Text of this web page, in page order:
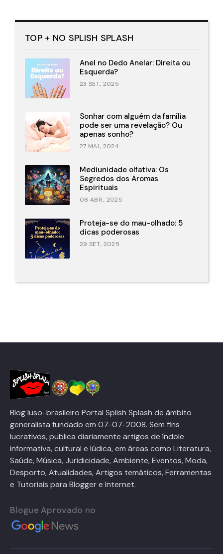
TOP + NO SPLISH SPLASH
Anel no Dedo Anelar: Direita ou
Esquerda?
23 SET., 2025
Sonhar com alguém da família
pode ser uma revelação? Ou
apenas sonho?
27 MAI., 2024
Mediunidade olfativa: Os
Segredos dos Aromas
Espirituais
08 ABR., 2025
Proteja-se do mau-olhado: 5
dicas poderosas
29 SET., 2025
Blog luso-brasileiro Portal Splish Splash de âmbito
generalista fundado em 07-07-2008. Sem fins
lucrativos, publica diariamente artigos de índole
informativa, cultural e lúdica, em áreas como Literatura,
Saúde, Música, Juridicidade, Ambiente, Eventos, Moda,
Desporto, Atualidades, Artigos temáticos, Ferramentas
e Tutoriais para Blogger e Internet.
Blogue Aprovado no